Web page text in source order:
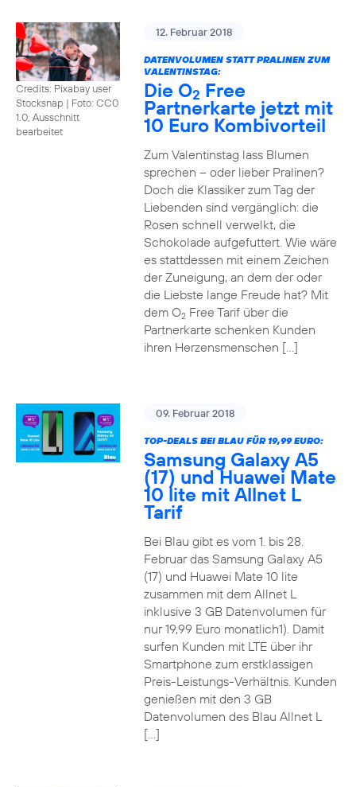
Credits: Pixabay user
Stocksnap | Foto: CC0
1.0, Ausschnitt
bearbeitet
12. Februar 2018
DATENVOLUMEN STATT PRALINEN ZUM
VALENTINSTAG:
Die O2 Free
Partnerkarte jetzt mit
10 Euro Kombivorteil
Zum Valentinstag lass Blumen
sprechen – oder lieber Pralinen?
Doch die Klassiker zum Tag der
Liebenden sind vergänglich: die
Rosen schnell verwelkt, die
Schokolade aufgefuttert. Wie wäre
es stattdessen mit einem Zeichen
der Zuneigung, an dem der oder
die Liebste lange Freude hat? Mit
dem O2Free Tarif über die
Partnerkarte schenken Kunden
ihren Herzensmenschen […]
09. Februar 2018
TOP-DEALS BEI BLAU FÜR 19,99 EURO:
Samsung Galaxy A5
(17) und Huawei Mate
10 lite mit Allnet L
Tarif
Bei Blau gibt es vom 1. bis 28.
Februar das Samsung Galaxy A5
(17) und Huawei Mate 10 lite
zusammen mit dem Allnet L
inklusive 3 GB Datenvolumen für
nur 19,99 Euro monatlich1). Damit
surfen Kunden mit LTE über ihr
Smartphone zum erstklassigen
Preis-Leistungs-Verhältnis. Kunden
genießen mit den 3 GB
Datenvolumen des Blau Allnet L
[…]